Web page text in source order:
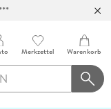
Merkzettel Warenkorb